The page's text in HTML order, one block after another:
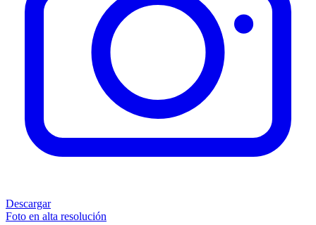
Descargar
Foto en alta resolución